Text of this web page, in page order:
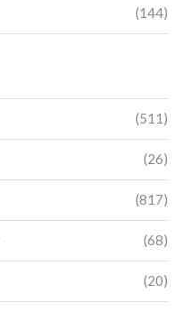
(144)
(511)
(26)
(817)
(68)
(20)